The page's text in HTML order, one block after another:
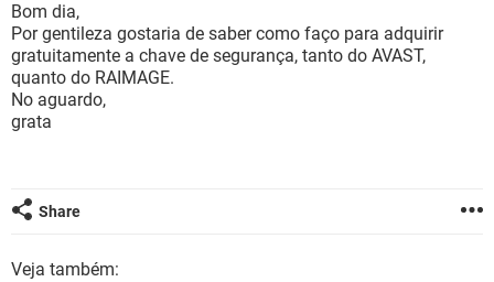
GUIA DE COMPRAS
INSTAGRAM GMAIL
GUIA DE COMPRAS
CELULAR
OUTLOOK EXCEL
INSTAGRAM
GUIA DE COMPRAS
Bom dia,
Por gentileza gostaria de saber como faço para adquirir
gratuitamente a chave de segurança, tanto do AVAST,
quanto do RAIMAGE.
No aguardo,
grata
Share
Veja também: